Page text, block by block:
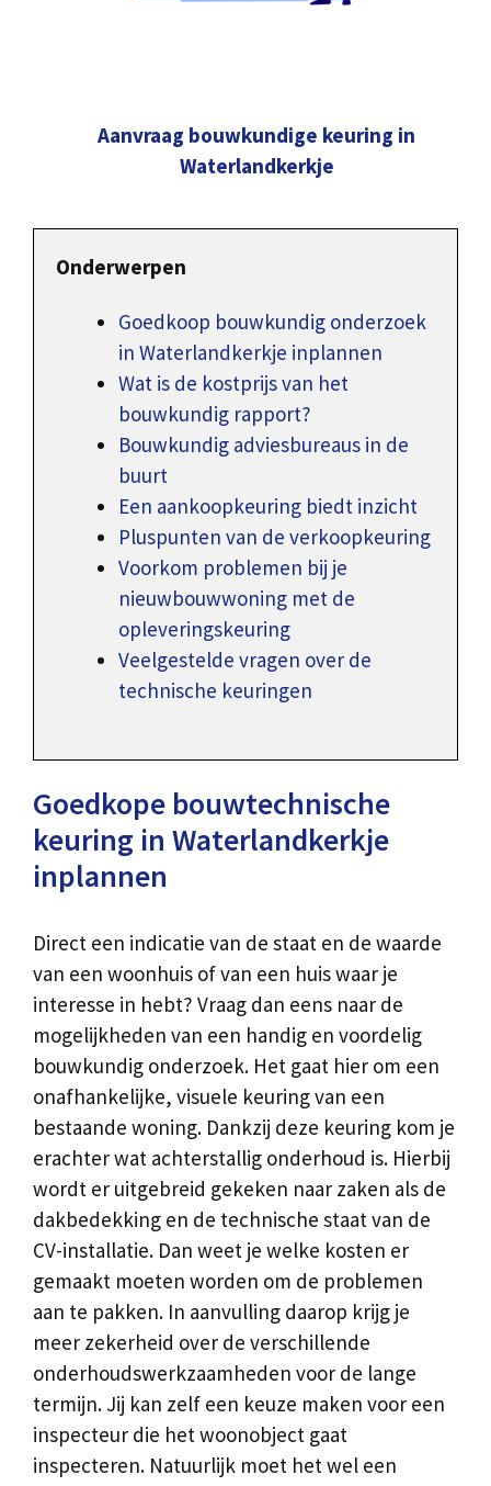
Aanvraag bouwkundige keuring in
Waterlandkerkje
Onderwerpen
Goedkoop bouwkundig onderzoek
in Waterlandkerkje inplannen
Wat is de kostprijs van het
bouwkundig rapport?
Bouwkundig adviesbureaus in de
buurt
Een aankoopkeuring biedt inzicht
Pluspunten van de verkoopkeuring
Voorkom problemen bij je
nieuwbouwwoning met de
opleveringskeuring
Veelgestelde vragen over de
technische keuringen
Goedkope bouwtechnische
keuring in Waterlandkerkje
inplannen
Direct een indicatie van de staat en de waarde
van een woonhuis of van een huis waar je
interesse in hebt? Vraag dan eens naar de
mogelijkheden van een handig en voordelig
bouwkundig onderzoek. Het gaat hier om een
onafhankelijke, visuele keuring van een
bestaande woning. Dankzij deze keuring kom je
erachter wat achterstallig onderhoud is. Hierbij
wordt er uitgebreid gekeken naar zaken als de
dakbedekking en de technische staat van de
CV-installatie. Dan weet je welke kosten er
gemaakt moeten worden om de problemen
aan te pakken. In aanvulling daarop krijg je
meer zekerheid over de verschillende
onderhoudswerkzaamheden voor de lange
termijn. Jij kan zelf een keuze maken voor een
inspecteur die het woonobject gaat
inspecteren. Natuurlijk moet het wel een